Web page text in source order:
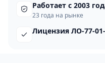
Работает с 2003
23 года на рынке
Лицензия ЛО-77-